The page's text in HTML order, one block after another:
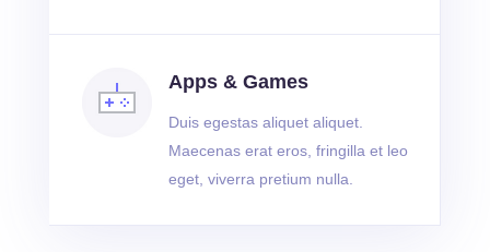
Apps & Games
Duis egestas aliquet aliquet.
Maecenas erat eros, fringilla et leo
eget, viverra pretium nulla.